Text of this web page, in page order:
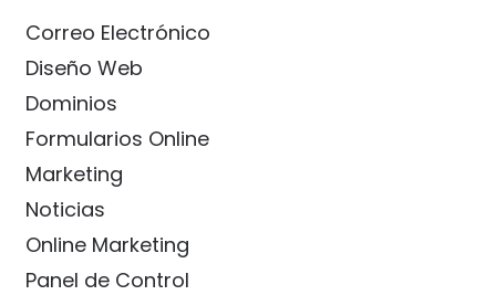
Correo Electrónico
Diseño Web
Dominios
Formularios Online
Marketing
Noticias
Online Marketing
Panel de Control